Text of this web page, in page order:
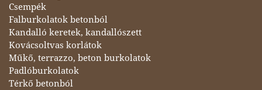
Csempék
Falburkolatok betonból
Kandalló keretek, kandallószett
Kovácsoltvas korlátok
Műkő, terrazzo, beton burkolatok
Padlóburkolatok
Térkő betonból